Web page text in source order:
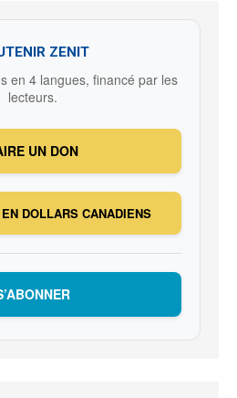
ZENIT
en 4 langues, financé par les
lecteurs.
UN DON
DOLLARS CANADIENS